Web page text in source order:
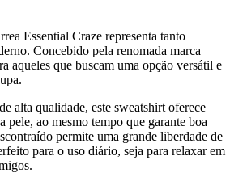
Essential Craze representa tanto
Concebido pela renomada marca
aqueles que buscam uma opção versátil e
alta qualidade, este sweatshirt oferece
pele, ao mesmo tempo que garante boa
permite uma grande liberdade de
para o uso diário, seja para relaxar em